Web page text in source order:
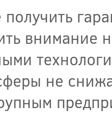
получить
внимание
не